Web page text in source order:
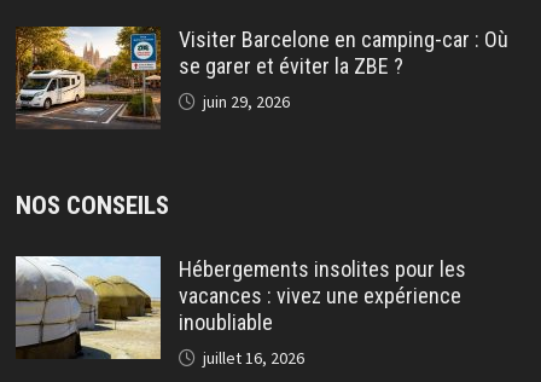
Visiter Barcelone en camping-car : Où
se garer et éviter la ZBE ?
juin 29, 2026
NOS CONSEILS
Hébergements insolites pour les
vacances : vivez une expérience
inoubliable
juillet 16, 2026